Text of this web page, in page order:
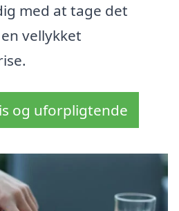
med at tage det
vellykket
og uforpligtende